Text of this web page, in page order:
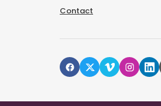
Contact